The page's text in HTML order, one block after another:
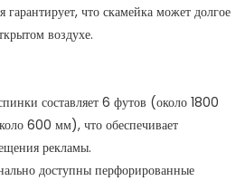
что скамейка может долгое
воздухе.
составляет 6 футов (около 1800
600 мм), что обеспечивает
рекламы.
доступны перфорированные